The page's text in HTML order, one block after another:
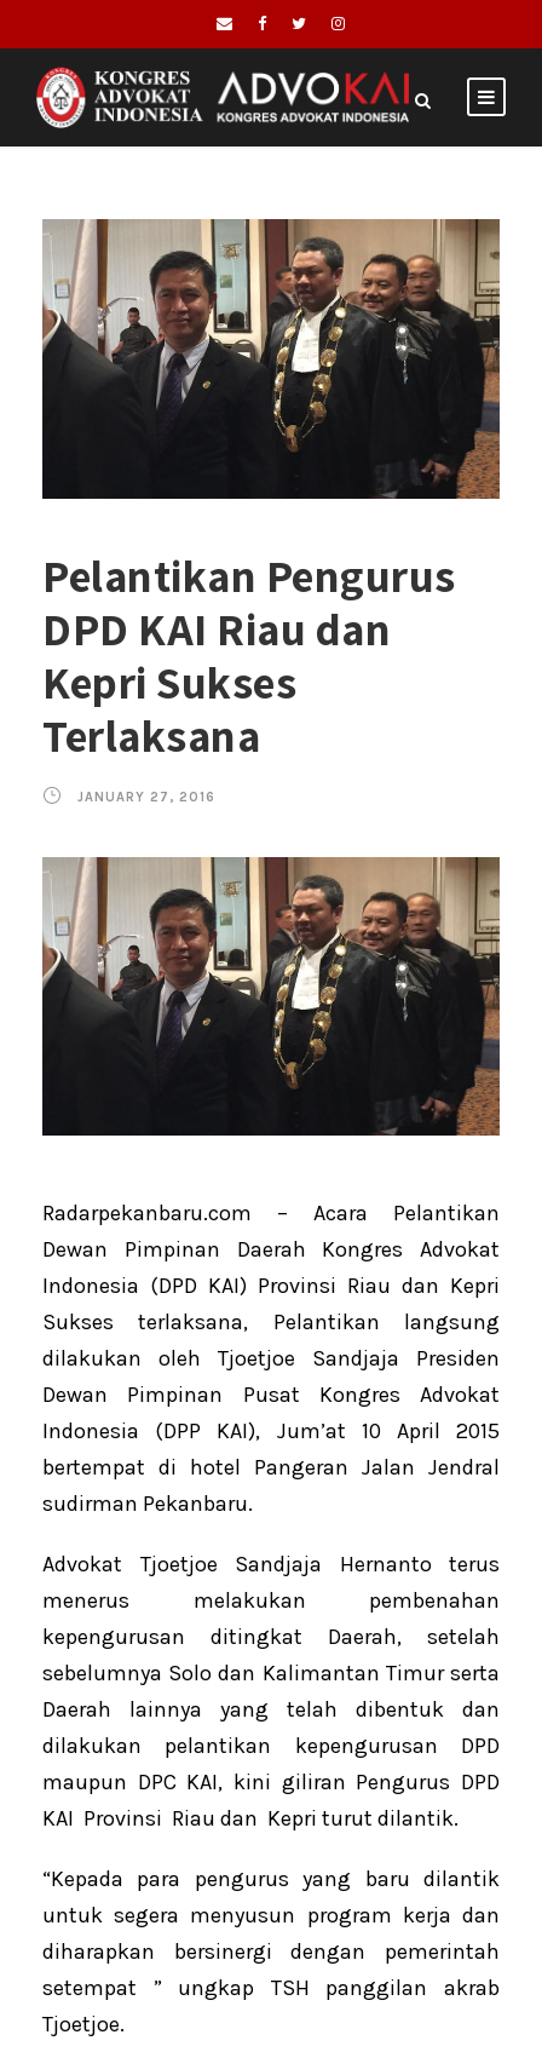
Pelantikan Pengurus
DPD KAI Riau dan
Kepri Sukses
Terlaksana
JANUARY 27, 2016
Radarpekanbaru.com – Acara Pelantikan
Dewan Pimpinan Daerah Kongres Advokat
Indonesia (DPD KAI) Provinsi Riau dan Kepri
Sukses terlaksana, Pelantikan langsung
dilakukan oleh Tjoetjoe Sandjaja Presiden
Dewan Pimpinan Pusat Kongres Advokat
Indonesia (DPP KAI), Jum’at 10 April 2015
bertempat di hotel Pangeran Jalan Jendral
sudirman Pekanbaru.
Advokat Tjoetjoe Sandjaja Hernanto terus
menerus melakukan pembenahan
kepengurusan ditingkat Daerah, setelah
sebelumnya Solo dan Kalimantan Timur serta
Daerah lainnya yang telah dibentuk dan
dilakukan pelantikan kepengurusan DPD
maupun DPC KAI, kini giliran Pengurus DPD
KAI Provinsi Riau dan Kepri turut dilantik.
“Kepada para pengurus yang baru dilantik
untuk segera menyusun program kerja dan
diharapkan bersinergi dengan pemerintah
setempat ” ungkap TSH panggilan akrab
Tjoetjoe.